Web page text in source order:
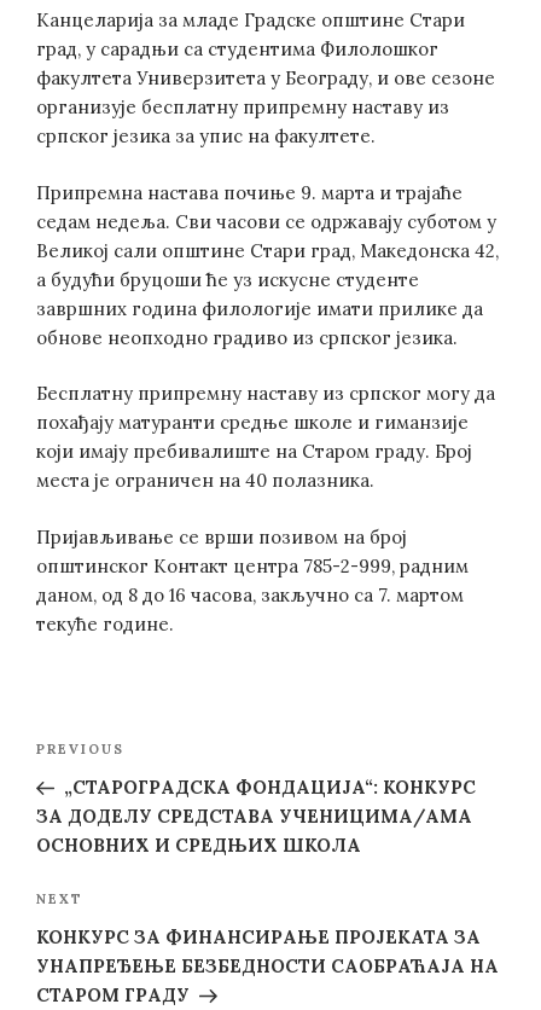
Канцеларија за младе Градске општине Стари
град, у сaрадњи са студентима Филолошког
факултета Универзитета у Београду, и ове сезоне
организује бесплатну припремну наставу из
српског језика за упис на факултете.
Припремна настава почиње 9. марта и трајаће
седам недеља. Сви часови се одржавају суботом у
Великој сали општине Стари град, Македонска 42,
а будући бруцоши ће уз искусне студенте
завршних година филологије имати прилике да
обнове неопходно градиво из српског језика.
Бесплатну припремну наставу из српског могу да
похађају матуранти средње школе и гиманзије
који имају пребивалиште на Старом граду. Број
места је ограничен на 40 полазника.
Пријављивање се врши позивом на број
општинског Контакт центра 785-2-999, радним
даном, од 8 до 16 часова, закључно са 7. мартом
текуће године.
Post
Previous
Post
PREVIOUS
„СТАРОГРАДСКA ФОНДАЦИЈA“: КОНКУРС
ЗА ДОДЕЛУ СРЕДСТАВА УЧЕНИЦИМА/АМА
ОСНОВНИХ И СРЕДЊИХ ШКОЛА
Next
Post
NEXT
КОНКУРС ЗА ФИНАНСИРАЊЕ ПРОЈЕКАТА ЗА
УНАПРЕЂЕЊЕ БЕЗБЕДНОСТИ САОБРАЋАЈА НА
СТАРОМ ГРАДУ